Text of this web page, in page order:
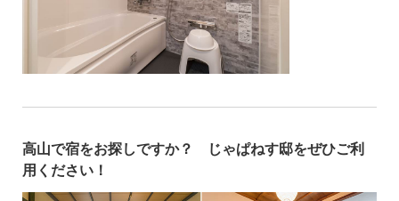
高山で宿をお探しですか？ じゃぱねす邸をぜひご利
用ください！